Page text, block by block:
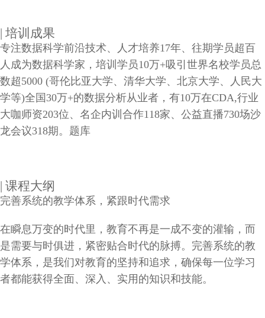
| 培训成果
专注数据科学前沿技术、人才培养17年、往期学员超百
人成为数据科学家，培训学员10万+吸引世界名校学员总
数超5000 (哥伦比亚大学、清华大学、北京大学、人民大
学等)全国30万+的数据分析从业者，有10万在CDA,行业
大咖师资203位、名企内训合作118家、公益直播730场沙
龙会议318期。题库
| 课程大纲
完善系统的教学体系，紧跟时代需求
在瞬息万变的时代里，教育不再是一成不变的灌输，而
是需要与时俱进，紧密贴合时代的脉搏。完善系统的教
学体系，是我们对教育的坚持和追求，确保每一位学习
者都能获得全面、深入、实用的知识和技能。